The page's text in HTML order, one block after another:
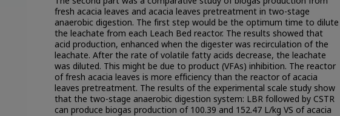
fresh acacia leaves and acacia leaves pretreatment in two-stage
anaerobic digestion. The first step would be the optimum time to dilute
the leachate from each Leach Bed reactor. The results showed that
acid production, enhanced when the digester was recirculation of the
leachate. After the rate of volatile fatty acids decrease, the leachate
was diluted. This might be due to product (VFAs) inhibition. The reactor
of fresh acacia leaves is more efficiency than the reactor of acacia
leaves pretreatment. The results of the experimental scale study show
that the two-stage anaerobic digestion system: LBR followed by CSTR
can produce biogas production of 100.39 and 152.47 L/kg VS of acacia